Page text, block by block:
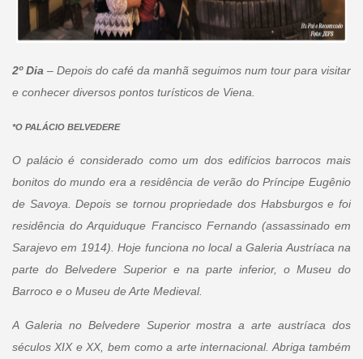
2º Dia – Depois do café da manhã seguimos num tour para visitar
e conhecer diversos pontos turísticos de Viena.
*O PALÁCIO BELVEDERE
O palácio é considerado como um dos edifícios barrocos mais
bonitos do mundo era a residência de verão do Príncipe Eugênio
de Savoya. Depois se tornou propriedade dos Habsburgos e foi
residência do Arquiduque Francisco Fernando (assassinado em
Sarajevo em 1914). Hoje funciona no local a Galeria Austríaca na
parte do Belvedere Superior e na parte inferior, o Museu do
Barroco e o Museu de Arte Medieval.
A Galeria no Belvedere Superior mostra a arte austríaca dos
séculos XIX e XX, bem como a arte internacional. Abriga também